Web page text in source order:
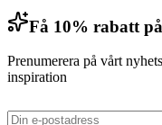
Få 10% rabatt
Prenumerera på vårt
inspiration